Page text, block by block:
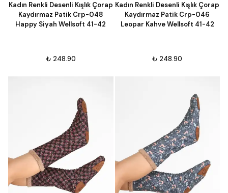
Kadın Renkli Desenli Kışlık Çorap
Kaydırmaz Patik Crp-048
Happy Siyah Wellsoft 41-42
₺ 248.90
Kadın Renkli Desenli Kışlık Çorap
Kaydırmaz Patik Crp-046
Leopar Kahve Wellsoft 41-42
₺ 248.90